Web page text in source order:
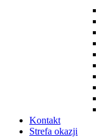
Kontakt
Strefa okazji